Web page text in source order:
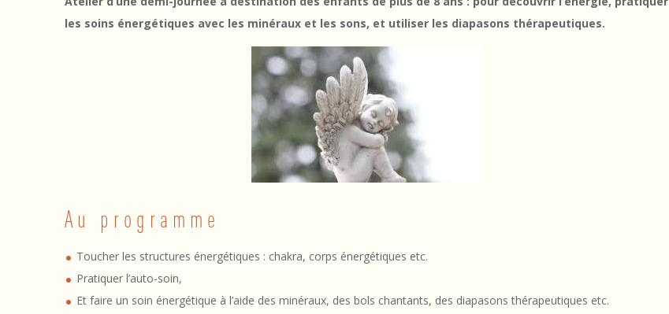
I
t
i
o
n
les soins énergétiques avec les minéraux et les sons, et utiliser les diapasons thérapeutiques.
Au programme
Toucher les structures énergétiques : chakra, corps énergétiques etc.
Pratiquer l’auto-soin,
Et faire un soin énergétique à l’aide des minéraux, des bols chantants, des diapasons thérapeutiques etc.